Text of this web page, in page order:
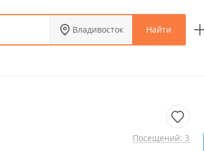
Владивосток Найти
Посещений: 3